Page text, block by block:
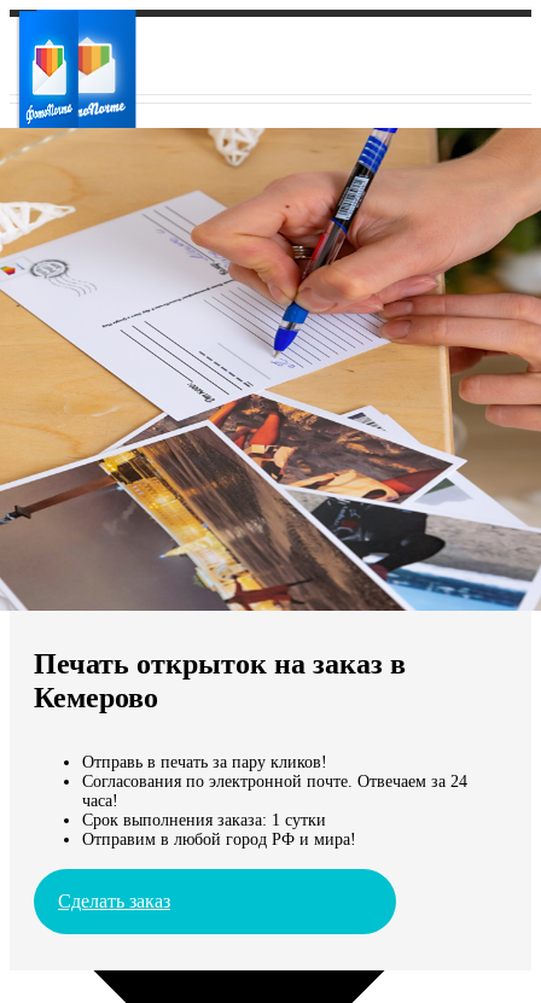
Ваш город:
Ваш регион доставки
Выберите из списка:
Мы доставляем по всему миру
Продолжить без города
Печать открыток на заказ в
Кемерово
Отправь в печать за пару кликов!
Согласования по электронной почте. Отвечаем за 24
часа!
Срок выполнения заказа: 1 сутки
Отправим в любой город РФ и мира!
Сделать заказ